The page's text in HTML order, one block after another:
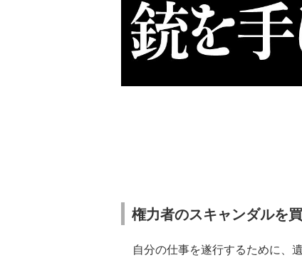
権力者のスキャンダルを
自分の仕事を遂行するために、